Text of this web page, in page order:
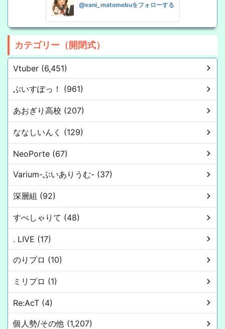
@vani_matomebuをフォローする
カテゴリー（開閉式）
Vtuber (6,451)
ぶいすぽっ！ (961)
あおぎり高校 (207)
ななしいんく (129)
NeoPorte (67)
Varium-ぶいありうむ- (37)
深層組 (92)
すぺしゃりて (48)
. LIVE (17)
のりプロ (10)
ミリプロ (1)
Re:AcT (4)
個人勢/その他 (1,207)